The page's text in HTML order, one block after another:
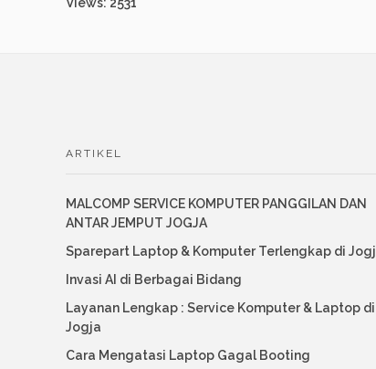
ARTIKEL
MALCOMP SERVICE KOMPUTER PANGGILAN DAN
ANTAR JEMPUT JOGJA
Sparepart Laptop & Komputer Terlengkap di
Invasi AI di Berbagai Bidang
Layanan Lengkap : Service Komputer & Laptop di
Jogja
Cara Mengatasi Laptop Gagal Booting